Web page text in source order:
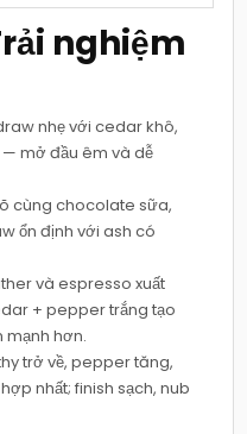
nghiệm
nhẹ với cedar khô,
mở đầu êm và dễ
cùng chocolate sữa,
ổn định với ash có
và espresso xuất
+ pepper trắng tạo
mạnh hơn.
trở về, pepper tăng,
nhất; finish sạch, nub